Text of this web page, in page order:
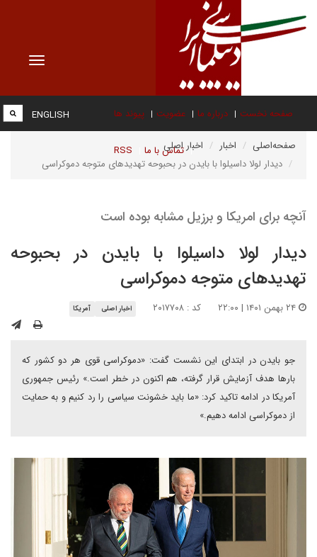
Toggle
صفحه نخست درباره ما عضویت پیوند ها
تماس با ما RSS
ENGLISH
صفحه‌اصلی اخبار
اخبار اصلی
دیدار لولا داسیلوا با بایدن در بحبوحه تهدیدهای متوجه دموکراسی
آنچه برای امریکا و برزیل مشابه بوده است
دیدار لولا داسیلوا با بایدن در بحبوحه
تهدیدهای متوجه دموکراسی
کد : ۲۰۱۷۷۰۸ اخبار اصلی آمریکا
جو بایدن در ابتدای این نشست گفت: «دموکراسی قوی هر دو کشور که
بارها هدف آزمایش قرار گرفته، هم اکنون در خطر است.» رئیس جمهوری
آمریکا در ادامه تاکید کرد: «‌ما باید خشونت سیاسی را رد کنیم و به حمایت
از دموکراسی ادامه دهیم.»‌